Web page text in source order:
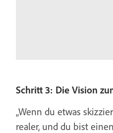
Schritt 3: Die Vision
„Wenn du etwas
realer, und du bist